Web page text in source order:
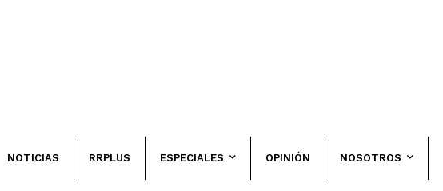
NOTICIAS RRPLUS ESPECIALES OPINIÓN NOSOTROS